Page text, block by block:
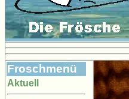
Froschmenü
Aktuell